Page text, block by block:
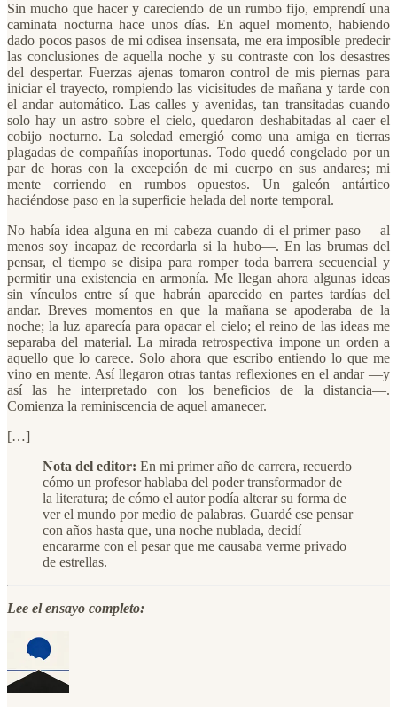
Sin mucho que hacer y careciendo de un rumbo fijo, emprendí una
caminata nocturna hace unos días. En aquel momento, habiendo
dado pocos pasos de mi odisea insensata, me era imposible predecir
las conclusiones de aquella noche y su contraste con los desastres
del despertar. Fuerzas ajenas tomaron control de mis piernas para
iniciar el trayecto, rompiendo las vicisitudes de mañana y tarde con
el andar automático. Las calles y avenidas, tan transitadas cuando
solo hay un astro sobre el cielo, quedaron deshabitadas al caer el
cobijo nocturno. La soledad emergió como una amiga en tierras
plagadas de compañías inoportunas. Todo quedó congelado por un
par de horas con la excepción de mi cuerpo en sus andares; mi
mente corriendo en rumbos opuestos. Un galeón antártico
haciéndose paso en la superficie helada del norte temporal.
No había idea alguna en mi cabeza cuando di el primer paso —al
menos soy incapaz de recordarla si la hubo—. En las brumas del
pensar, el tiempo se disipa para romper toda barrera secuencial y
permitir una existencia en armonía. Me llegan ahora algunas ideas
sin vínculos entre sí que habrán aparecido en partes tardías del
andar. Breves momentos en que la mañana se apoderaba de la
noche; la luz aparecía para opacar el cielo; el reino de las ideas me
separaba del material. La mirada retrospectiva impone un orden a
aquello que lo carece. Solo ahora que escribo entiendo lo que me
vino en mente. Así llegaron otras tantas reflexiones en el andar —y
así las he interpretado con los beneficios de la distancia—.
Comienza la reminiscencia de aquel amanecer.
[…]
Nota del editor: En mi primer año de carrera, recuerdo
cómo un profesor hablaba del poder transformador de
la literatura; de cómo el autor podía alterar su forma de
ver el mundo por medio de palabras. Guardé ese pensar
con años hasta que, una noche nublada, decidí
encararme con el pesar que me causaba verme privado
de estrellas.
Lee el ensayo completo: